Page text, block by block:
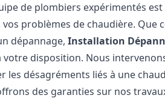
de plombiers expérimentés
problèmes de chaudière. Que
dépannage,Installation
votre disposition. Nous
les désagréments liés à une
des garanties sur nos